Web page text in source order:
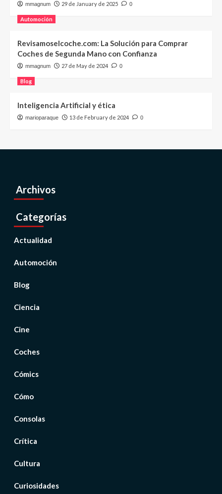
mmagnum 29 de January de 2025 0
Automoción
Revisamoselcoche.com: La Solución para Comprar
Coches de Segunda Mano con Confianza
mmagnum 27 de May de 2024 0
Blog
Inteligencia Artificial y ética
marioparaque 13 de February de 2024 0
Archivos
Categorías
Actualidad
Automoción
Blog
Ciencia
Cine
Coches
Cómics
Cómo
Consolas
Crítica
Cultura
Curiosidades